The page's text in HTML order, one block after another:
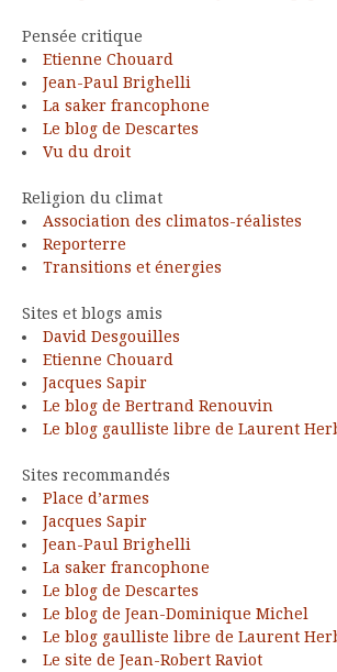
Pensée critique
Etienne Chouard
Jean-Paul Brighelli
La saker francophone
Le blog de Descartes
Vu du droit
Religion du climat
Association des climatos-réalistes
Reporterre
Transitions et énergies
Sites et blogs amis
David Desgouilles
Etienne Chouard
Jacques Sapir
Le blog de Bertrand Renouvin
Le blog gaulliste libre de Laurent
Sites recommandés
Place d’armes
Jacques Sapir
Jean-Paul Brighelli
La saker francophone
Le blog de Descartes
Le blog de Jean-Dominique Michel
Le blog gaulliste libre de Laurent
Le site de Jean-Robert Raviot